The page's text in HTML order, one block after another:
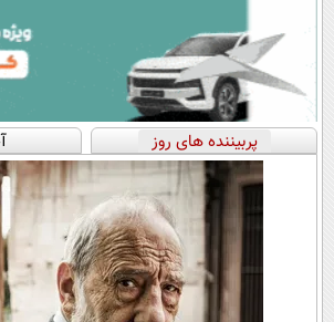
پربیننده های روز